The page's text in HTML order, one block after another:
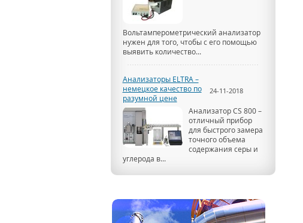
Вольтамперометрический анализатор
нужен для того, чтобы с его помощью
выявить количество...
Анализаторы ELTRA –
немецкое качество по
разумной цене
24-11-2018
Анализатор CS 800 –
отличный прибор
для быстрого замера
точного объема
содержания серы и
углерода в...